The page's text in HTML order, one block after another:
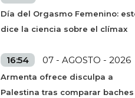
Día del Orgasmo Femenino:
dice la ciencia sobre el clímax
16:54 07 - AGOSTO - 2026
Armenta ofrece disculpa a
Palestina tras comparar baches